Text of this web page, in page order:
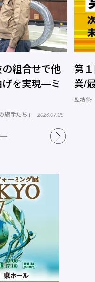
組合せで他
げを実現―ミ
手たち」 2026.07.29
第
業/
型技術